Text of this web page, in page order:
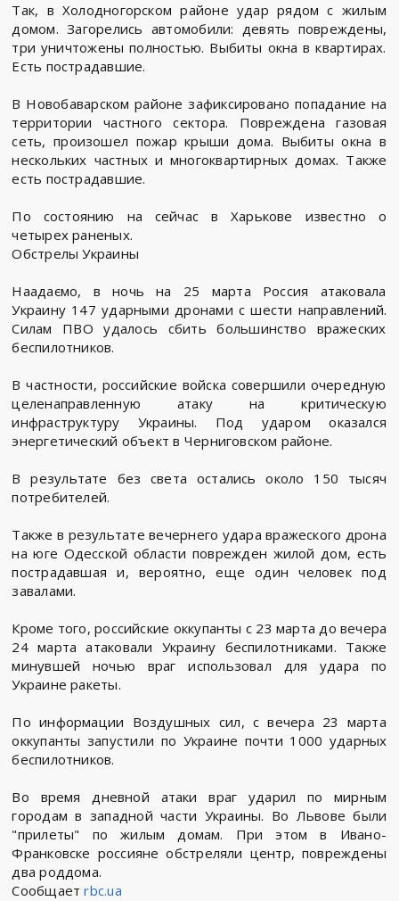
Так, в Холодногорском районе удар рядом с жилым
домом. Загорелись автомобили: девять повреждены,
три уничтожены полностью. Выбиты окна в квартирах.
Есть пострадавшие.
В Новобаварском районе зафиксировано попадание на
территории частного сектора. Повреждена газовая
сеть, произошел пожар крыши дома. Выбиты окна в
нескольких частных и многоквартирных домах. Также
есть пострадавшие.
По состоянию на сейчас в Харькове известно о
четырех раненых.
Обстрелы Украины
Наадаємо, в ночь на 25 марта Россия атаковала
Украину 147 ударными дронами с шести направлений.
Силам ПВО удалось сбить большинство вражеских
беспилотников.
В частности, российские войска совершили очередную
целенаправленную атаку на критическую
инфраструктуру Украины. Под ударом оказался
энергетический объект в Черниговском районе.
В результате без света остались около 150 тысяч
потребителей.
Также в результате вечернего удара вражеского дрона
на юге Одесской области поврежден жилой дом, есть
пострадавшая и, вероятно, еще один человек под
завалами.
Кроме того, российские оккупанты с 23 марта до вечера
24 марта атаковали Украину беспилотниками. Также
минувшей ночью враг использовал для удара по
Украине ракеты.
По информации Воздушных сил, с вечера 23 марта
оккупанты запустили по Украине почти 1000 ударных
беспилотников.
Во время дневной атаки враг ударил по мирным
городам в западной части Украины. Во Львове были
"прилеты" по жилым домам. При этом в Ивано-
Франковске россияне обстреляли центр, повреждены
два роддома.
Сообщаетrbc.ua